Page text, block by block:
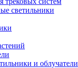
светильники
и облучатели